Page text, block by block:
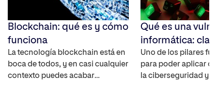
Blockchain: qué es y cómo
funciona
La tecnología blockchain está en
boca de todos, y en casi cualquier
contexto puedes acabar
Qué es una
informática:
entender la
ciberseguridad
Uno de los pilares
para poder aplicar
la ciberseguridad y